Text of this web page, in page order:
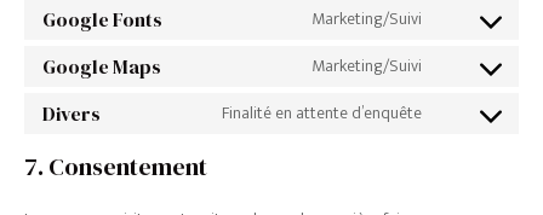
service
service
Google Fonts Marketing/Suivi
Consent
service
Google Maps Marketing/Suivi
Consent
Divers Finalité en attente d’enquête
Consent
7. Consentement